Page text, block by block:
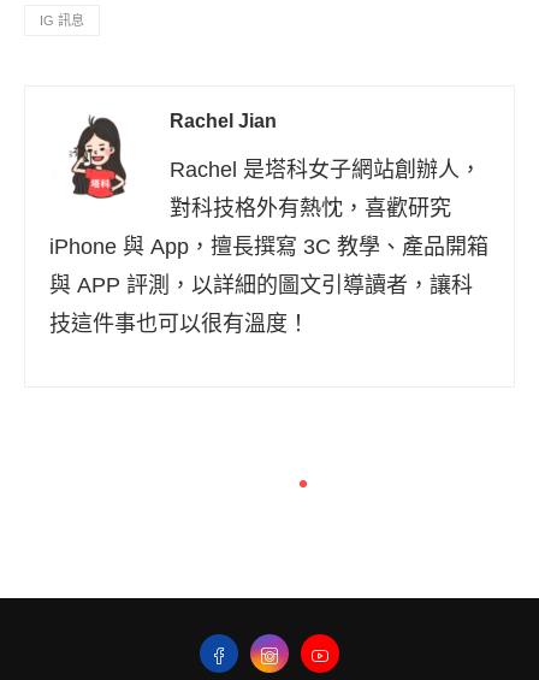
IG 訊息
Rachel Jian
Rachel 是塔科女子網站創辦人，
對科技格外有熱忱，喜歡研究
iPhone 與 App，擅長撰寫 3C 教學、產品開箱
與 APP 評測，以詳細的圖文引導讀者，讓科
技這件事也可以很有溫度！